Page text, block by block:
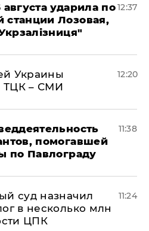
ударила по
Лозовая,
12:37
Украины
ТЦК – СМИ
12:20
помогавшей
по Павлограду
11:38
суд назначил
в несколько млн
ЦПК
11:24